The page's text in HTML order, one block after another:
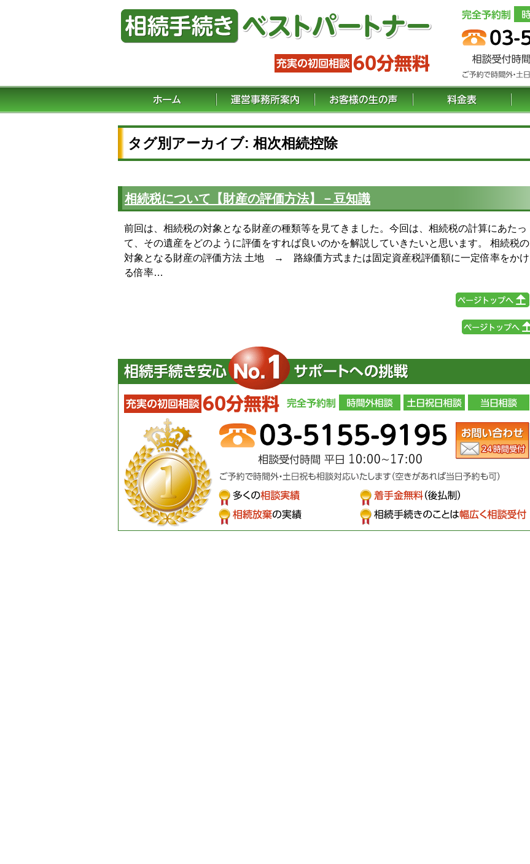
タグ別アーカイブ: 相次相続控除
相続税について【財産の評価方法】－豆知識
前回は、相続税の対象となる財産の種類等を見てきました。今回は、相続税の計算にあたっ
て、その遺産をどのように評価をすれば良いのかを解説していきたいと思います。 相続税の
対象となる財産の評価方法 土地 → 路線価方式または固定資産税評価額に一定倍率をかけ
る倍率…